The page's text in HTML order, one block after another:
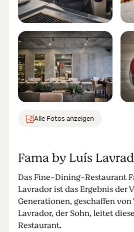
Alle Fotos anzeigen
Fama by Luís
Das Fine-Dining-Restaurant
Lavrador ist das Ergebnis der
Generationen, geschaffen
Lavrador, der Sohn, leitet
Restaurant.